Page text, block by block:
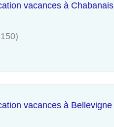
vacances à Chabanais
vacances à Bellevigne